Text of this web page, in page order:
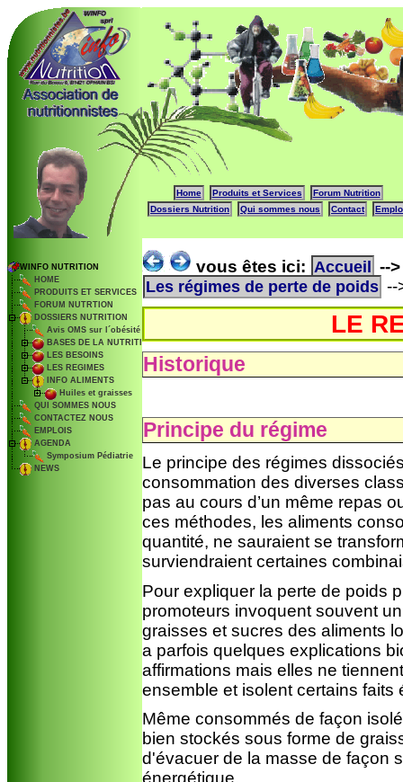
Home Produits et Services
Forum Nutrition
Dossiers Nutrition
Qui sommes nous Contact
WINFO NUTRITION
HOME
PRODUITS ET SERVICES
FORUM NUTRTION
DOSSIERS NUTRITION
Avis OMS sur l´obésité
BASES DE LA NUTRITION
LES BESOINS
LES REGIMES
INFO ALIMENTS
Huiles et graisses
QUI SOMMES NOUS
CONTACTEZ NOUS
EMPLOIS
AGENDA
Symposium Pédiatrie
NEWS
vous êtes ici: Accueil --
Les régimes de perte de poids
LE
Historique
Principe du régime
Le principe des régimes
consommation des diverses
pas au cours d’un même repas
ces méthodes, les aliments
quantité, ne sauraient se
surviendraient certaines
Pour expliquer la perte de poids
promoteurs invoquent souvent
graisses et sucres des aliments
a parfois quelques explications
affirmations mais elles ne
ensemble et isolent certains faits
Même consommés de façon
bien stockés sous forme de
d'évacuer de la masse de façon
énergétique.